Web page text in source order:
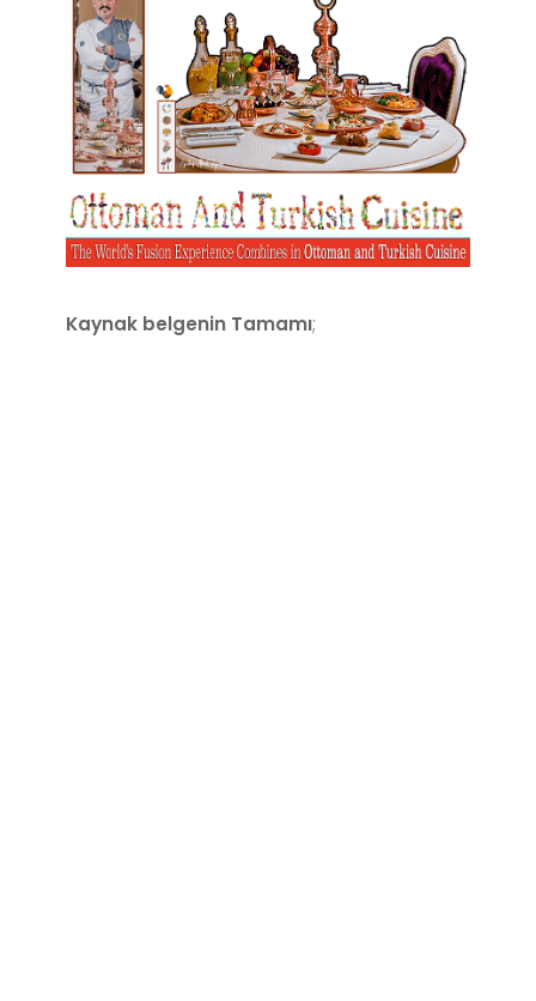
Kaynak belgenin Tamamı;